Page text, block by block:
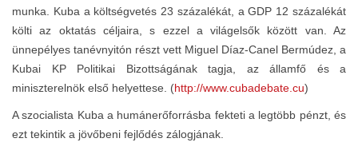
munka. Kuba a költségvetés 23 százalékát, a GDP 12 százalékát
költi az oktatás céljaira, s ezzel a világelsők között van. Az
ünnepélyes tanévnyitón részt vett Miguel Díaz-Canel Bermúdez, a
Kubai KP Politikai Bizottságának tagja, az államfő és a
miniszterelnök első helyettese. (http://www.cubadebate.cu)
A szocialista Kuba a humánerőforrásba fekteti a legtöbb pénzt, és
ezt tekintik a jövőbeni fejlődés zálogjának.